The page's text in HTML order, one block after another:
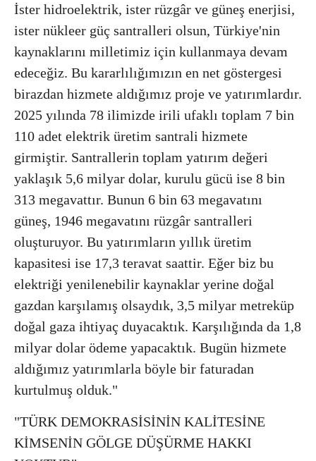
İster hidroelektrik, ister rüzgâr ve güneş enerjisi,
ister nükleer güç santralleri olsun, Türkiye'nin
kaynaklarını milletimiz için kullanmaya devam
edeceğiz. Bu kararlılığımızın en net göstergesi
birazdan hizmete aldığımız proje ve yatırımlardır.
2025 yılında 78 ilimizde irili ufaklı toplam 7 bin
110 adet elektrik üretim santrali hizmete
girmiştir. Santrallerin toplam yatırım değeri
yaklaşık 5,6 milyar dolar, kurulu gücü ise 8 bin
313 megavattır. Bunun 6 bin 63 megavatını
güneş, 1946 megavatını rüzgâr santralleri
oluşturuyor. Bu yatırımların yıllık üretim
kapasitesi ise 17,3 teravat saattir. Eğer biz bu
elektriği yenilenebilir kaynaklar yerine doğal
gazdan karşılamış olsaydık, 3,5 milyar metreküp
doğal gaza ihtiyaç duyacaktık. Karşılığında da 1,8
milyar dolar ödeme yapacaktık. Bugün hizmete
aldığımız yatırımlarla böyle bir faturadan
kurtulmuş olduk."
"TÜRK DEMOKRASİSİNİN KALİTESİNE
KİMSENİN GÖLGE DÜŞÜRME HAKKI